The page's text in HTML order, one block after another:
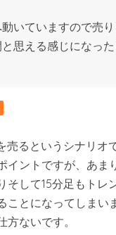
いていますので売
思える感じになった
売るというシナリオ
イントですが、あま
そして15分足もト
ことになってしまい
方ないです。